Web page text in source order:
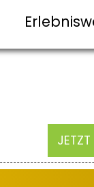
JETZT